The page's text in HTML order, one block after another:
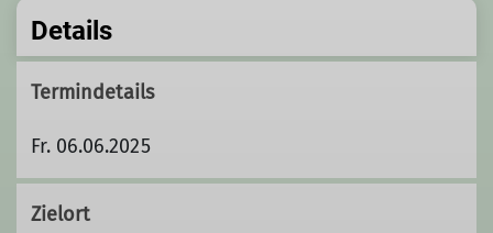
Details
Termindetails
Fr. 06.06.2025
Zielort